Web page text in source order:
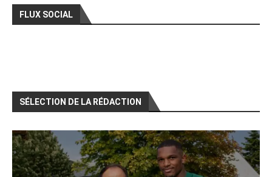
FLUX SOCIAL
SÉLECTION DE LA RÉDACTION